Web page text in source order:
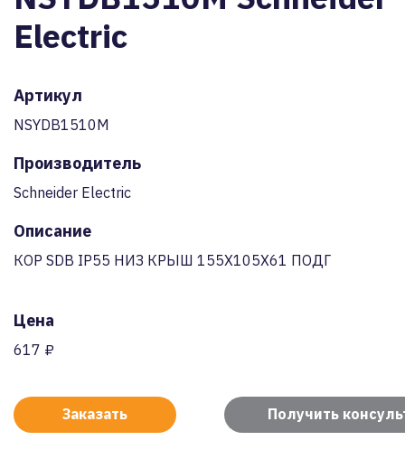
Electric
Артикул
NSYDB1510M
Производитель
Schneider Electric
Описание
КОР SDB IP55 НИЗ КРЫШ 155X105X61 ПОДГ
Цена
617 ₽
Заказать Получить